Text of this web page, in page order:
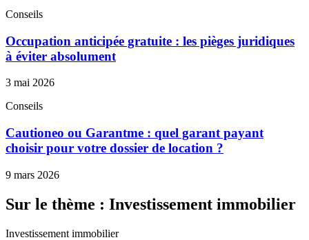
Conseils
Occupation anticipée gratuite : les pièges juridiques
à éviter absolument
3 mai 2026
Conseils
Cautioneo ou Garantme : quel garant payant
choisir pour votre dossier de location ?
9 mars 2026
Sur le thème : Investissement immobilier
Investissement immobilier